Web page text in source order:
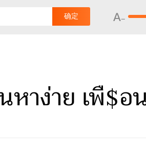
确定
หาง่าย เพื$อ